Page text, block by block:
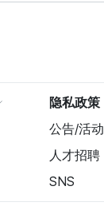
隐私政策
公告/活动
人才招聘
SNS